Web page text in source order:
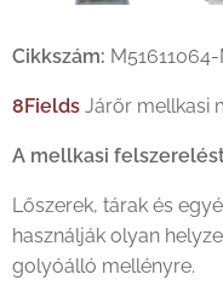
Cikkszám:
8Fields Járőr mellkasi
A mellkasi
Lőszerek, tárak és
használják olyan
golyóálló mellényre.